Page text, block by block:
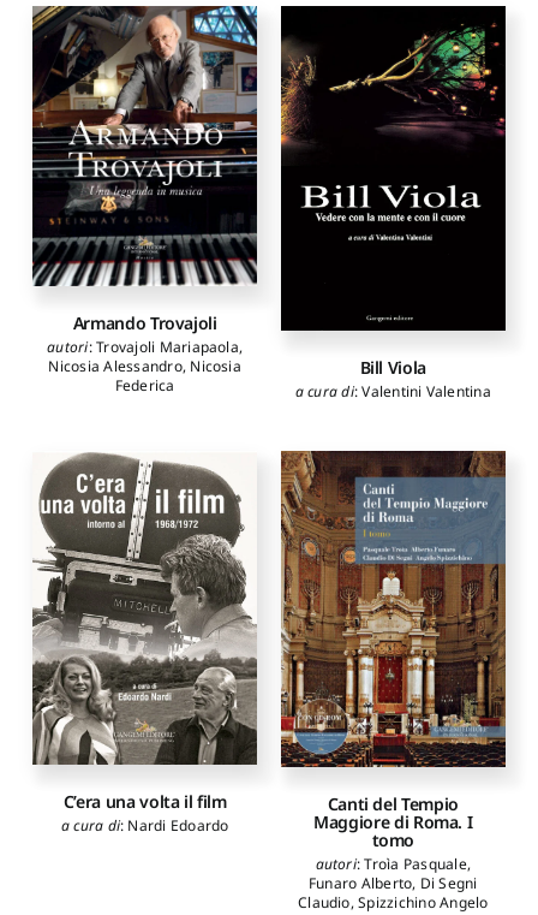
Armando Trovajoli
autori:Trovajoli Mariapaola,
Nicosia Alessandro, Nicosia
Federica
Bill Viola
a cura di:Valentini Valentina
C’era una volta il film
a cura di: Nardi Edoardo
Canti del Tempio
Maggiore di Roma. I
tomo
autori:Troìa Pasquale,
Funaro Alberto, Di Segni
Claudio,Spizzichino Angelo